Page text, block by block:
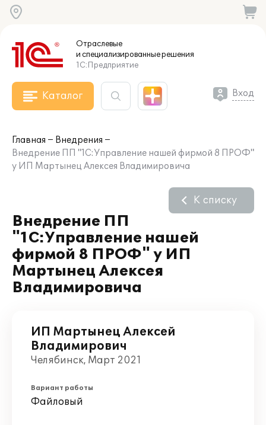
Отраслевые
и специализированныерешения
1С:Предприятие
Каталог Вход
Главная
Внедрения
Внедрение ПП "1С:Управление нашей фирмой 8 ПРОФ"
у ИП Мартынец Алексея Владимировича
Внедрение ПП
"1С:Управление нашей
фирмой 8 ПРОФ" у ИП
Мартынец Алексея
Владимировича
К списку
ИП Мартынец Алексей
Владимирович
Челябинск, Март 2021
Вариант работы
Файловый